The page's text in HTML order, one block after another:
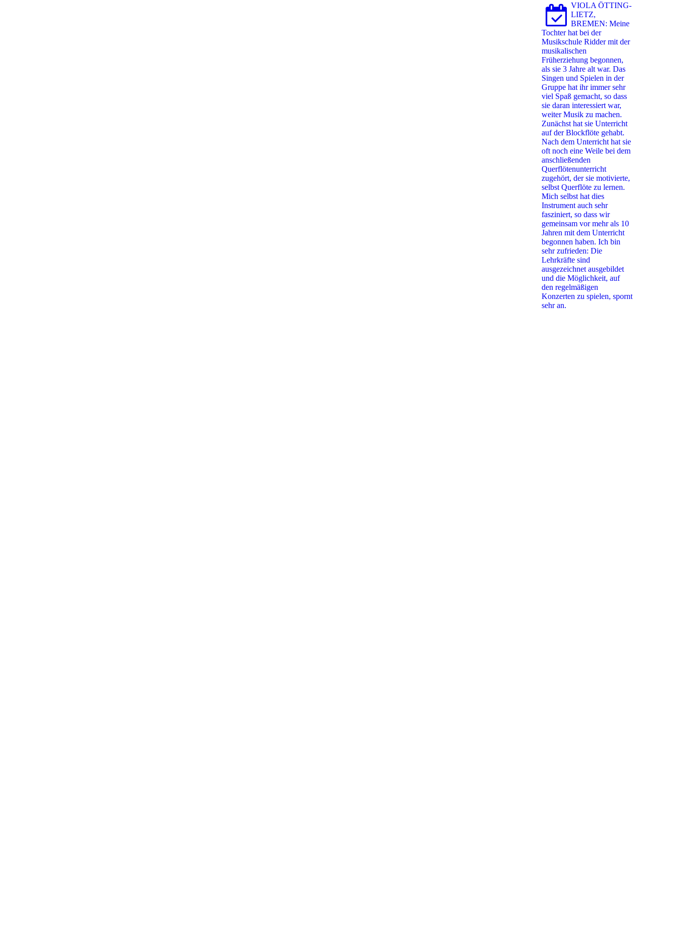
VIOLA ÖTTING-
LIETZ,
BREMEN: Meine
Tochter hat bei der
Musikschule Ridder mit der
musikalischen
Früherziehung begonnen,
als sie 3 Jahre alt war. Das
Singen und Spielen in der
Gruppe hat ihr immer sehr
viel Spaß gemacht, so dass
sie daran interessiert war,
weiter Musik zu machen.
Zunächst hat sie Unterricht
auf der Blockflöte gehabt.
Nach dem Unterricht hat sie
oft noch eine Weile bei dem
anschließenden
Querflötenunterricht
zugehört, der sie motivierte,
selbst Querflöte zu lernen.
Mich selbst hat dies
Instrument auch sehr
fasziniert, so dass wir
gemeinsam vor mehr als 10
Jahren mit dem Unterricht
begonnen haben. Ich bin
sehr zufrieden: Die
Lehrkräfte sind
ausgezeichnet ausgebildet
und die Möglichkeit, auf
den regelmäßigen
Konzerten zu spielen, spornt
sehr an.